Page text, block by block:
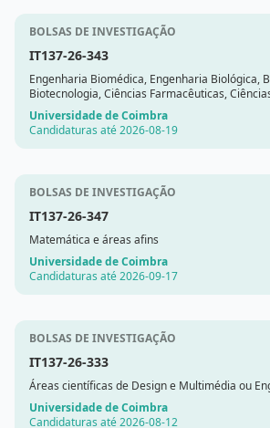
BOLSAS DE INVESTIGAÇÃO
IT137-26-343
Engenharia Biomédica, Engenharia Biológica,
Biotecnologia, Ciências Farmacêuticas,
Engenharia Química, ou similar
Universidade de Coimbra
Candidaturas até 2026-08-19
BOLSAS DE INVESTIGAÇÃO
IT137-26-347
Matemática e áreas afins
Universidade de Coimbra
Candidaturas até 2026-09-17
BOLSAS DE INVESTIGAÇÃO
IT137-26-333
Áreas científicas de Design e Multimédia ou
Universidade de Coimbra
Candidaturas até 2026-08-12